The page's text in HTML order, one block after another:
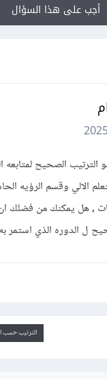
أجب على هذا السؤال
الصحيح لمتابعه
الالي وقسم الرؤيه
, هل يمكنك من
ل الدوره الذي استمر
الترتيب حسب